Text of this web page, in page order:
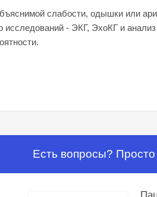
слабости, одышки или
- ЭКГ, ЭхоКГ и
Есть вопросы?